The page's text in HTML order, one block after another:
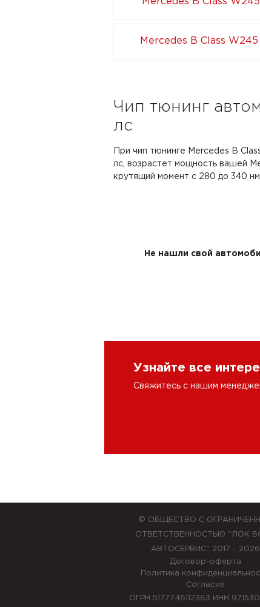
Mercedes B Class
Чип тюнинг
лс
При чип тюнинге Mercedes B
лс, возрастет мощность вашей
крутящий момент с 280 до 340 нм.
Не нашли свой
Узнайте все
Свяжитесь с нашим
© ОБЩЕСТВО С
ОТВЕТСТВЕННОСТЬЮ "ЛОК
АВТОСЕРВИС" 2017 - 2026
Договор-оферта
Политика
Согласие
ОГРН 5177746112363 ИНН